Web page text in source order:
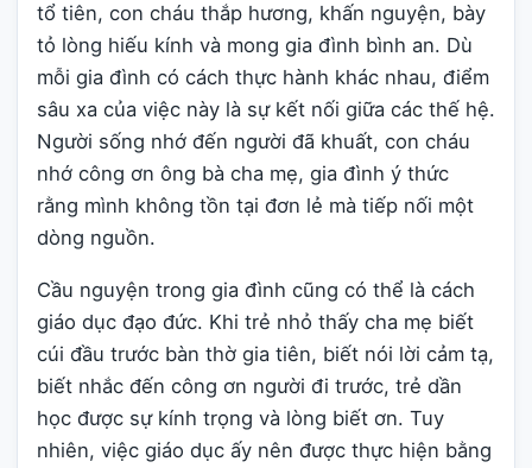
tổ tiên, con cháu thắp hương, khấn nguyện, bày
tỏ lòng hiếu kính và mong gia đình bình an. Dù
mỗi gia đình có cách thực hành khác nhau, điểm
sâu xa của việc này là sự kết nối giữa các thế hệ.
Người sống nhớ đến người đã khuất, con cháu
nhớ công ơn ông bà cha mẹ, gia đình ý thức
rằng mình không tồn tại đơn lẻ mà tiếp nối một
dòng nguồn.
Cầu nguyện trong gia đình cũng có thể là cách
giáo dục đạo đức. Khi trẻ nhỏ thấy cha mẹ biết
cúi đầu trước bàn thờ gia tiên, biết nói lời cảm tạ,
biết nhắc đến công ơn người đi trước, trẻ dần
học được sự kính trọng và lòng biết ơn. Tuy
nhiên, việc giáo dục ấy nên được thực hiện bằng